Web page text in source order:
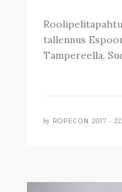
tallennus
Tampereella,
by ROPECON 2017 •